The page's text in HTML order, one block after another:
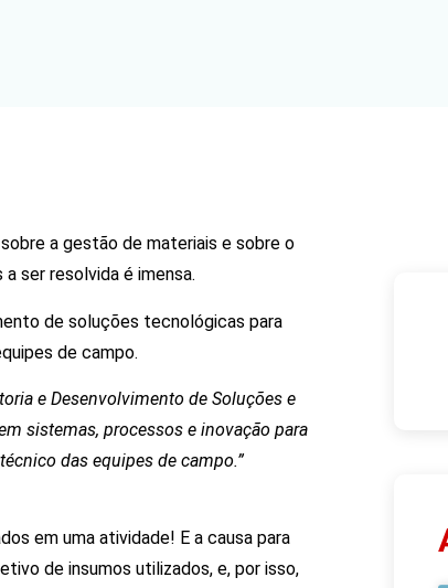
a gestão de materiais e sobre o
ser resolvida é imensa.
de soluções tecnológicas para
de campo.
e Desenvolvimento de Soluções e
sistemas, processos e inovação para
das equipes de campo.”
em uma atividade! E a causa para
de insumos utilizados, e, por isso,